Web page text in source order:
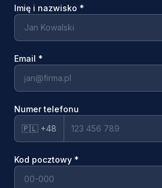
Imię i nazwisko *
Email *
Numer telefonu
🇵🇱 +48
Kod pocztowy *